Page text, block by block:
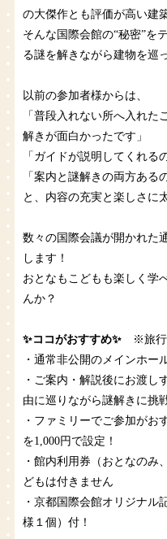
の大傑作とも評価が高い建
そんな国際会館の“秘密”を
る謎を解きながら建物を巡
以前の参加者様からは、
「普段入れない所へ入れた
解きが面白かったです」
「ガイドが説明してくれる
「案内と謎解きの両方ある
と、内容の充実と楽しさに
数々の国際会議が開かれた
します！
おとなもこどもも楽しく学
んか？
✨ココがおすすめ✨※旅行
・通常非公開のメインホー
・ご案内・解説後にお渡し
由に巡りながら謎解きに挑
・ファミリーでご参加がお
を1,000円で設定！
・館内利用券（おとなの
どもは付きません
・京都国際会館オリジナル
様１個）付！